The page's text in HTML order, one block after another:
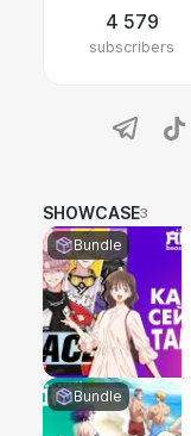
4 579
subscribers
SHOWCASE3
Bundle
Bundle